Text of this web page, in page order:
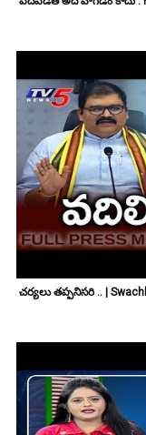
చర్యలు తప్పనిసరి .. |